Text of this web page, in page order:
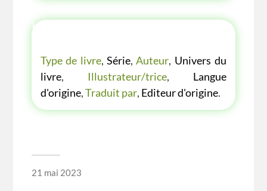
LES P'TITES LISTES DES BIBLIOTHÈQUE
Type de livre, Série, Auteur, Univers du
livre, Illustrateur/trice, Langue
d'origine,Traduit par, Editeur d'origine.
21 mai 2023